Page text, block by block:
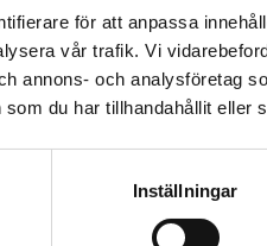
för att anpassa
vår trafik. Vi
annons- och analysföretag
som du har tillhandahållit
Inställningar
Allt material
enligt
PRENUMERERA